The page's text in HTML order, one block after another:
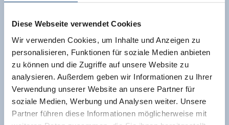
Diese Webseite verwendet Cookies
Wir verwenden Cookies, um Inhalte und Anzeigen zu
personalisieren, Funktionen für soziale Medien anbieten
zu können und die Zugriffe auf unsere Website zu
analysieren. Außerdem geben wir Informationen zu Ihrer
Verwendung unserer Website an unsere Partner für
soziale Medien, Werbung und Analysen weiter. Unsere
Partner führen diese Informationen möglicherweise mit